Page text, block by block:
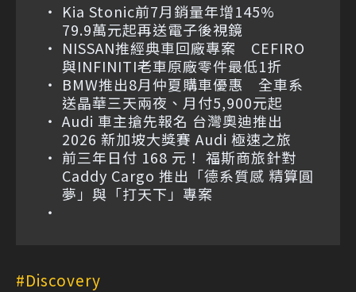
Kia Stonic前7月銷量年增145%
79.9萬元起再送電子後視鏡
NISSAN推經典車回廠專案 CEFIRO
與INFINITI老車原廠零件最低1折
BMW推出8月仲夏購車優惠 全車系
送晶華三天兩夜、月付5,900元起
Audi 車主搶先報名 台灣奧迪推出
2026 新加坡大獎賽 Audi 極速之旅
前三年日付 168 元！ 福斯商旅針對
Caddy Cargo 推出「德系質感 精算圓
夢」與「打天下」專案
Discovery